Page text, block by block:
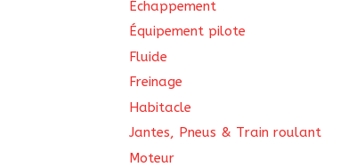
Échappement
Équipement pilote
Fluide
Freinage
Habitacle
Jantes, Pneus & Train roulant
Moteur